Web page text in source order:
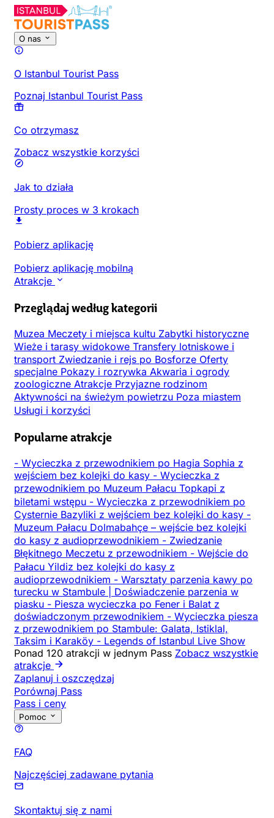
O nas
O Istanbul Tourist Pass
Poznaj Istanbul Tourist Pass
Co otrzymasz
Zobacz wszystkie korzyści
Jak to działa
Prosty proces w 3 krokach
Pobierz aplikację
Pobierz aplikację mobilną
Atrakcje
Przeglądaj według kategorii
Muzea Meczety i miejsca kultu Zabytki historyczne
Wieże i tarasy widokowe Transfery lotniskowe i
transport Zwiedzanie i rejs po Bosforze Oferty
specjalne Pokazy i rozrywka Akwaria i ogrody
zoologiczne Atrakcje Przyjazne rodzinom
Aktywności na świeżym powietrzu Poza miastem
Usługi i korzyści
Popularne atrakcje
- Wycieczka z przewodnikiem po Hagia Sophia z
wejściem bez kolejki do kasy - Wycieczka z
przewodnikiem po Muzeum Pałacu Topkapi z
biletami wstępu - Wycieczka z przewodnikiem po
Cysternie Bazyliki z wejściem bez kolejki do kasy -
Muzeum Pałacu Dolmabahçe – wejście bez kolejki
do kasy z audioprzewodnikiem - Zwiedzanie
Błękitnego Meczetu z przewodnikiem - Wejście do
Pałacu Yildiz bez kolejki do kasy z
audioprzewodnikiem - Warsztaty parzenia kawy po
turecku w Stambule | Doświadczenie parzenia w
piasku - Piesza wycieczka po Fener i Balat z
doświadczonym przewodnikiem - Wycieczka piesza
z przewodnikiem po Stambule: Galata, Istiklal,
Taksim i Karaköy - Legends of Istanbul Live Show
Ponad 120 atrakcji w jednym Pass Zobacz wszystkie
atrakcje
Zaplanuj i oszczędzaj
Porównaj Pass
Pass i ceny
Pomoc
FAQ
Najczęściej zadawane pytania
Skontaktuj się z nami